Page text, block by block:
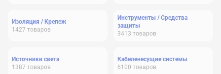
Изоляция / Крепеж
1427 товаров
Инструменты / Средства
защиты
3413 товаров
Источники света
1387 товаров
Кабеленесущие системы
6100 товаров